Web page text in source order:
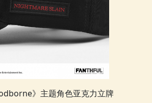
》主题角色亚克力立牌